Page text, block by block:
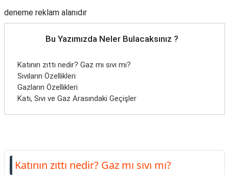
deneme reklam alanıdır
Bu Yazımızda Neler Bulacaksınız ?
Katının zıttı nedir? Gaz mı sıvı mı?
Sıvıların Özellikleri
Gazların Özellikleri
Katı, Sıvı ve Gaz Arasındaki Geçişler
Katının zıttı nedir? Gaz mı sıvı mı?